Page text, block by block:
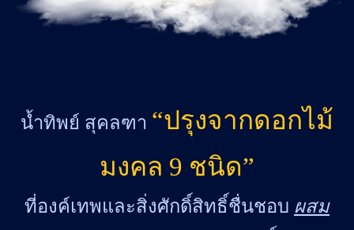
น้ำทิพย์ สุคลฑา “ปรุงจากดอกไม้
มงคล 9 ชนิด”
ที่องค์เทพและสิ่งศักดิ์สิทธิ์ชื่นชอบ ผสม